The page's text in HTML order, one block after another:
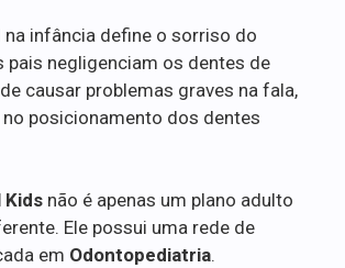
na infância define o sorriso do
pais negligenciam os dentes de
causar problemas graves na fala,
posicionamento dos dentes
Kids não é apenas um plano adulto
Ele possui uma rede de
em Odontopediatria.